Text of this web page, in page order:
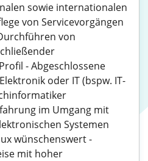
sowie internationalen
von Servicevorgängen
von
- Abgeschlossene
oder IT (bspw. IT-
im Umgang mit
Systemen
wünschenswert -
mit hoher